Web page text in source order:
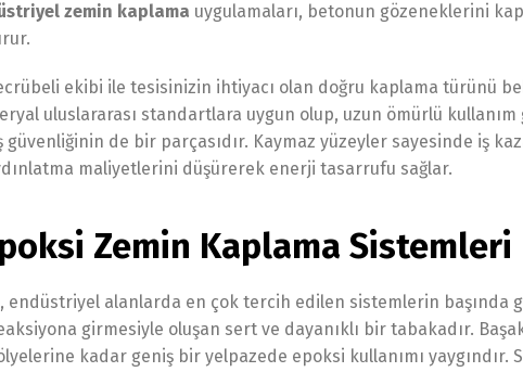
zemin kaplama uygulamaları, betonun gözeneklerini
ekibi ile tesisinizin ihtiyacı olan doğru kaplama türünü
uluslararası standartlara uygun olup, uzun ömürlü
güvenliğinin de bir parçasıdır. Kaymaz yüzeyler sayesinde iş
maliyetlerini düşürerek enerji tasarrufu sağlar.
Zemin Kaplama Sistemleri
endüstriyel alanlarda en çok tercih edilen sistemlerin başında
girmesiyle oluşan sert ve dayanıklı bir tabakadır.
kadar geniş bir yelpazede epoksi kullanımı yaygındır.